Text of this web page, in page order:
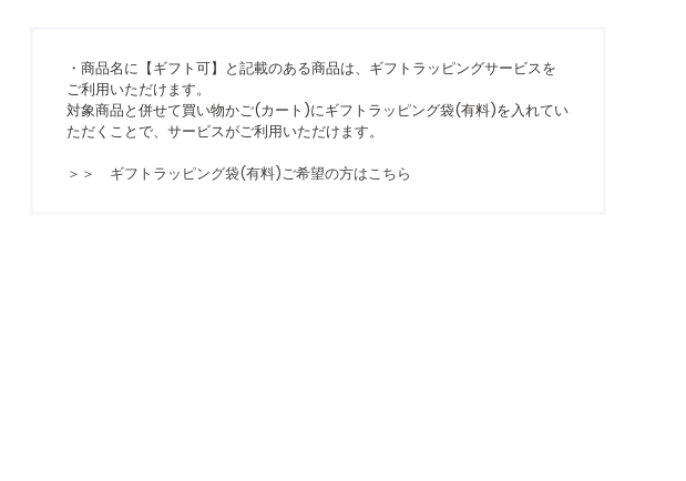
・商品名に【ギフト可】と記載のある商品は、ギフトラッピングサービスを
ご利用いただけます。
対象商品と併せて買い物かご(カート)にギフトラッピング袋(有料)を入れてい
ただくことで、サービスがご利用いただけます。
＞＞ ギフトラッピング袋(有料)ご希望の方はこちら